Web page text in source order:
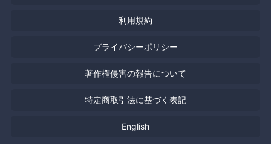
利用規約
プライバシーポリシー
著作権侵害の報告について
特定商取引法に基づく表記
English